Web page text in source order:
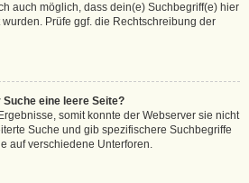
auch möglich, dass dein(e) Suchbegriff(e) hier
Prüfe ggf. die Rechtschreibung der
eine leere Seite?
somit konnte der Webserver sie nicht
Suche und gib spezifischere Suchbegriffe
auf verschiedene Unterforen.